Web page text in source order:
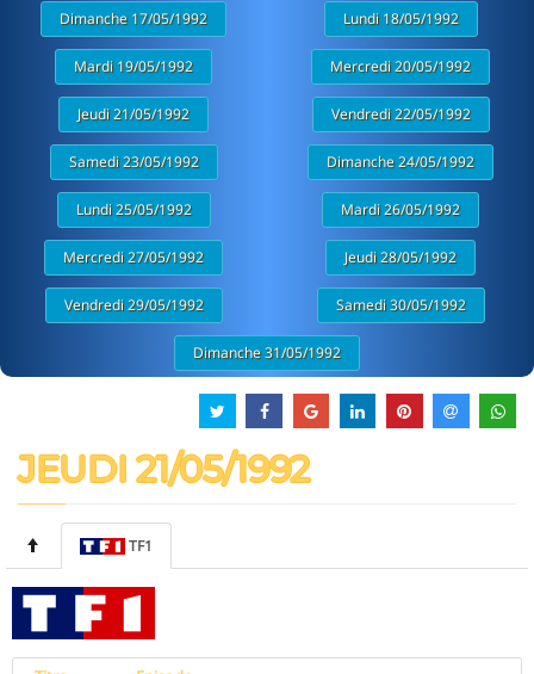
Dimanche 17/05/1992 Lundi 18/05/1992
Mardi 19/05/1992 Mercredi 20/05/1992
Jeudi 21/05/1992 Vendredi 22/05/1992
Samedi 23/05/1992 Dimanche 24/05/1992
Lundi 25/05/1992 Mardi 26/05/1992
Mercredi 27/05/1992 Jeudi 28/05/1992
Vendredi 29/05/1992 Samedi 30/05/1992
Dimanche 31/05/1992
JEUDI 21/05/1992
TF1